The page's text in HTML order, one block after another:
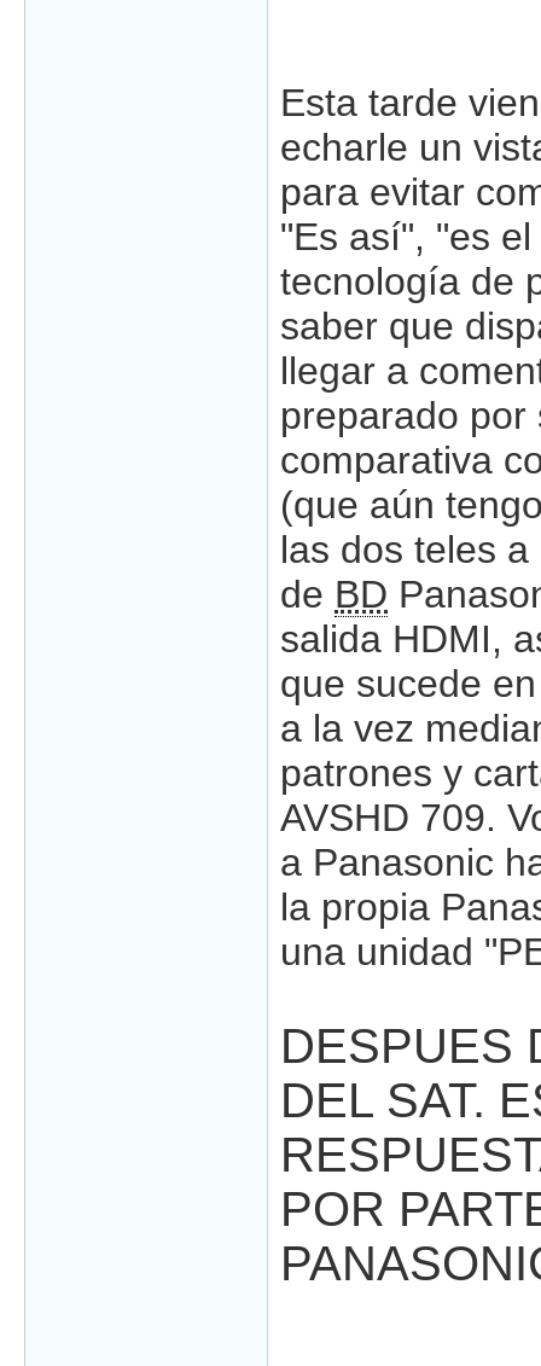
Esta tarde
echarle un
para evitar
"Es así", "es
tecnología de
saber que
llegar a
preparado por
comparativa
(que aún
las dos teles
de BD
salida HDMI,
que sucede
a la vez
patrones y
AVSHD 709.
a Panasonic
la propia
una unidad
DESPUES
DEL SAT.
POR